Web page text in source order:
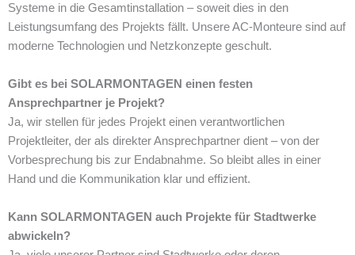
Systeme in die Gesamtinstallation – soweit dies in den
Leistungsumfang des Projekts fällt. Unsere AC-Monteure sind auf
moderne Technologien und Netzkonzepte geschult.
Gibt es bei SOLARMONTAGEN einen festen
Ansprechpartner je Projekt?
Ja, wir stellen für jedes Projekt einen verantwortlichen
Projektleiter, der als direkter Ansprechpartner dient – von der
Vorbesprechung bis zur Endabnahme. So bleibt alles in einer
Hand und die Kommunikation klar und effizient.
Kann SOLARMONTAGEN auch Projekte für Stadtwerke
abwickeln?